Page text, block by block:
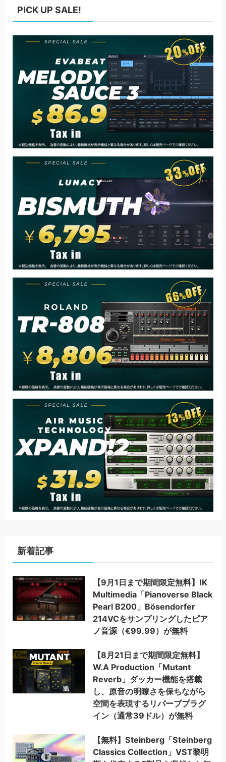
PICK UP SALE!
新着記事
【9月1日まで期間限定無料】IK
Multimedia「Pianoverse Black
Pearl B200」Bösendorfer
214VCをサンプリングしたピア
ノ音源（€99.99）が無料
【8月21日まで期間限定無料】
W.A Production「Mutant
Reverb」ダッカー機能を搭載
し、原音の明瞭さを保ちながら
空間を表現するリバーブプラグ
イン（通常39ドル）が無料
【無料】Steinberg「Steinberg
Classics Collection」VST黎明